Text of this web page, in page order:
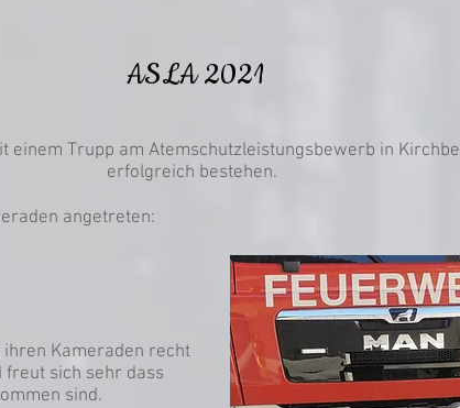
ASLA 2021
einem Trupp am Atemschutzleistungsbewerb in
erfolgreich bestehen.
angetreten:
Kameraden recht
sich sehr dass
sind.